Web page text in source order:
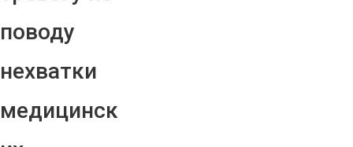
поводу
нехватки
медицинск